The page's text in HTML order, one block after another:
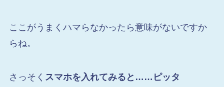
ここがうまくハマらなかったら意味がないですか
らね。
さっそく スマホを入れてみると……ピッタ